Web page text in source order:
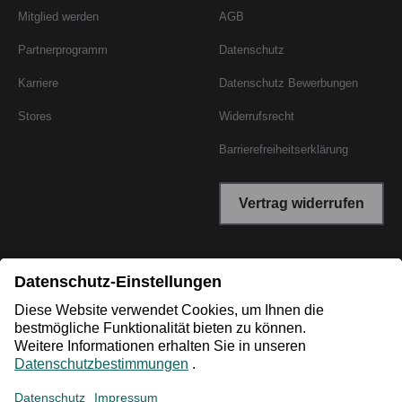
Mitglied werden
Partnerprogramm
Karriere
Stores
AGB
Datenschutz
Datenschutz Bewerbungen
Widerrufsrecht
Barrierefreiheitserklärung
Vertrag widerrufen